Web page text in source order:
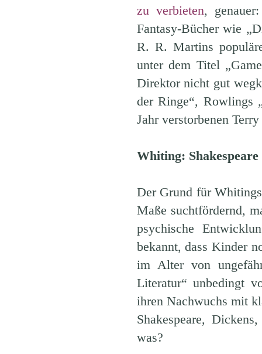
zu verbieten,
Fantasy-Bücher wie
R. R. Martins
unter dem Titel
Direktor nicht gut
der Ringe“, Rowlings
Jahr verstorbenen
Whiting:
Der Grund für
Maße suchtfördernd,
psychische
bekannt, dass Kinder
im Alter von
Literatur“ unbedingt
ihren Nachwuchs mit
Shakespeare,
was?